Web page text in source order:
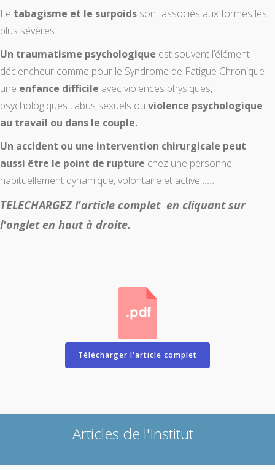
Le tabagisme et le surpoids sont associés aux formes les
plus sévères
Un traumatisme psychologique est souvent l’élément
déclencheur comme pour le Syndrome de Fatigue Chronique :
une enfance difficile avec violences physiques,
psychologiques , abus sexuels ou violence psychologique
au travail ou dans le couple.
Un accident ou une intervention chirurgicale peut
aussi être le point de rupture chez une personne
habituellement dynamique, volontaire et active .....
TELECHARGEZ l'article complet en cliquant sur
l'onglet en haut à droite.
Télécharger l'article complet
Articles de l'Institut